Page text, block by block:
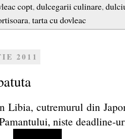
copt,dulcegarii culinare,
,tarta cu dovleac
2011
Libia, cutremurul din
niste deadline-